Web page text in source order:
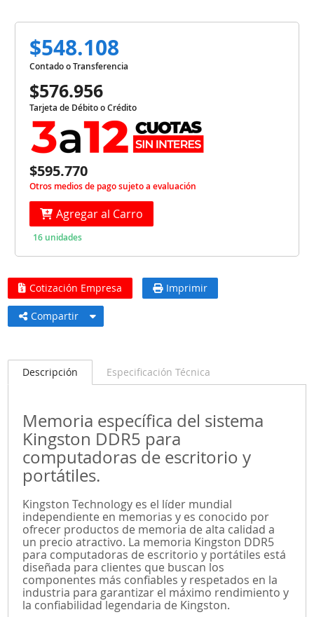
$548.108
Contado o Transferencia
$576.956
Tarjeta de Débito o Crédito
$595.770
Otros medios de pago sujeto a evaluación
Agregar al Carro
16 unidades
Cotización Empresa Imprimir
Compartir
Descripción Especificación Técnica
Memoria específica del sistema
Kingston DDR5 para
computadoras de escritorio y
portátiles.
Kingston Technology es el líder mundial
independiente en memorias y es conocido por
ofrecer productos de memoria de alta calidad a
un precio atractivo. La memoria Kingston DDR5
para computadoras de escritorio y portátiles está
diseñada para clientes que buscan los
componentes más confiables y respetados en la
industria para garantizar el máximo rendimiento y
la confiabilidad legendaria de Kingston.